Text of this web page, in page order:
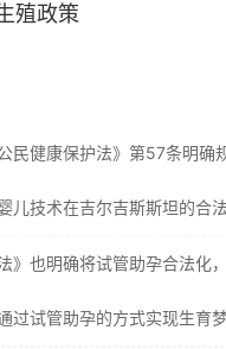
殖政策
民健康保护法》第57条明确
儿技术在吉尔吉斯斯坦的合
》也明确将试管助孕合法
过试管助孕的方式实现生育梦